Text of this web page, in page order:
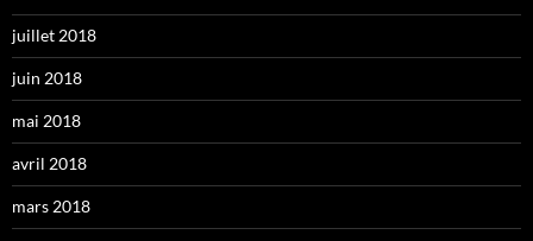
juillet 2018
juin 2018
mai 2018
avril 2018
mars 2018